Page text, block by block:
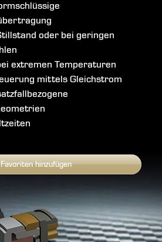
oder bei geringen
extremen Temperaturen
mittels Gleichstrom
hinzufügen